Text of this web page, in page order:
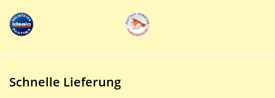
Schnelle Lieferung